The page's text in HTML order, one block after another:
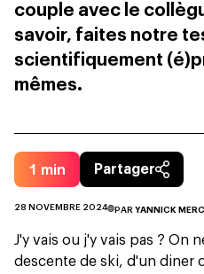
couple avec le
savoir, faites notre
scientifiquement
mêmes.
1 min Partager
28 NOVEMBRE 2024 PAR YANNICK
J'y vais ou j'y vais pas ? On
descente de ski, d'un diner